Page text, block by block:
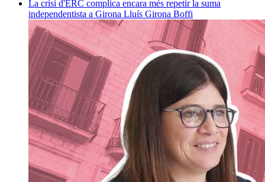
La crisi d'ERC complica encara més repetir la suma
independentista a Girona Lluís Girona Boffi